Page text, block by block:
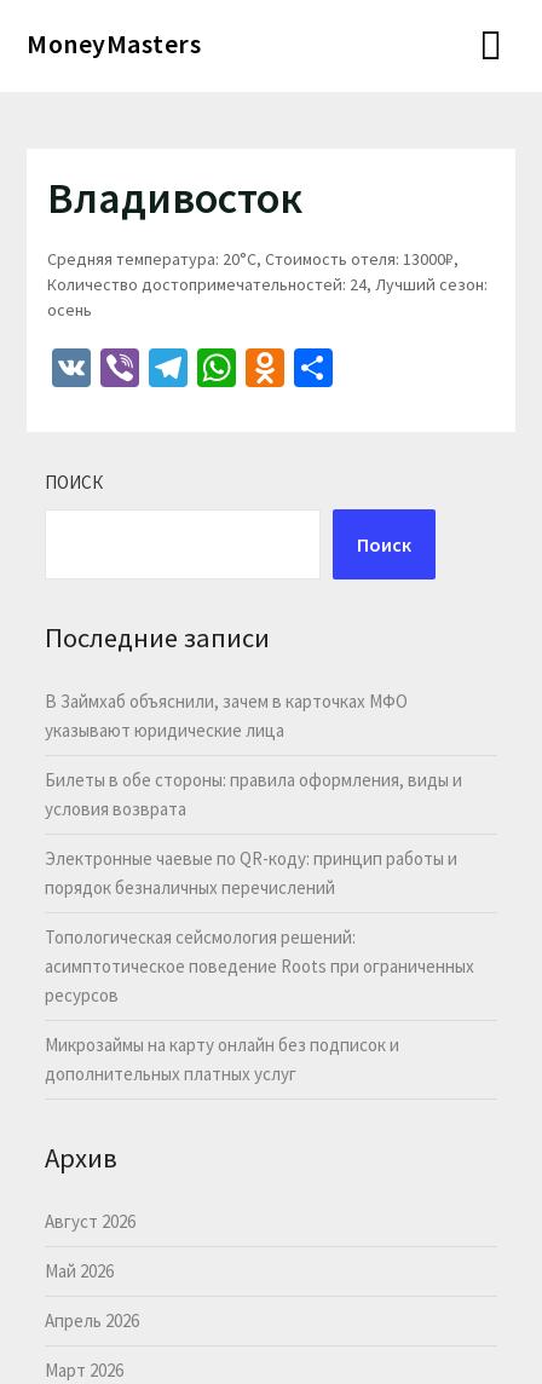
MoneyMasters
Владивосток
Средняя температура: 20°C, Стоимость отеля: 13000₽,
Количество достопримечательностей: 24, Лучший сезон:
осень
VKViberTelegram
WhatsApp
Odnoklassniki
Отправить
ПОИСК
Поиск
Последние записи
В Займхаб объяснили, зачем в карточках МФО
указывают юридические лица
Билеты в обе стороны: правила оформления, виды и
условия возврата
Электронные чаевые по QR-коду: принцип работы и
порядок безналичных перечислений
Топологическая сейсмология решений:
асимптотическое поведение Roots при ограниченных
ресурсов
Микрозаймы на карту онлайн без подписок и
дополнительных платных услуг
Архив
Август 2026
Май 2026
Апрель 2026
Март 2026